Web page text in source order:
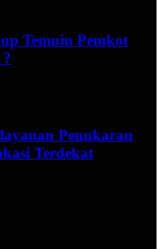
Temuin Pemkot
Penukaran
Terdekat